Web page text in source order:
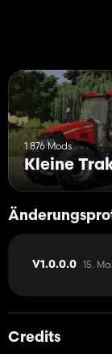
1 876 Mods
Kleine
V1.0.0.0 15.
Credits